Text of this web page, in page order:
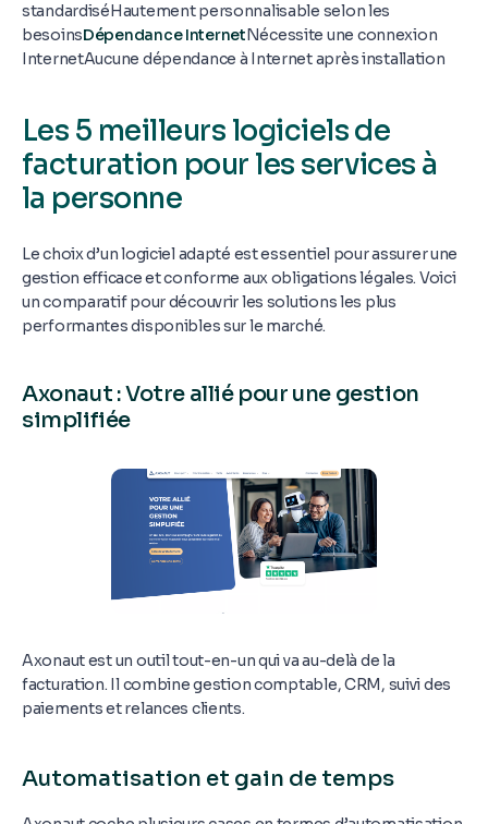
standardiséHautement personnalisable selon les
besoinsDépendance InternetNécessite une connexion
InternetAucune dépendance à Internet après installation
Les 5 meilleurs logiciels de
facturation pour les services à
la personne
Le choix d’un logiciel adapté est essentiel pour assurer une
gestion efficace et conforme aux obligations légales. Voici
un comparatif pour découvrir les solutions les plus
performantes disponibles sur le marché.
Axonaut : Votre allié pour une gestion
simplifiée
Axonaut est un outil tout-en-un qui va au-delà de la
facturation. Il combine gestion comptable, CRM, suivi des
paiements et relances clients.
Automatisation et gain de temps